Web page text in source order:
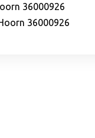
36000926
36000926